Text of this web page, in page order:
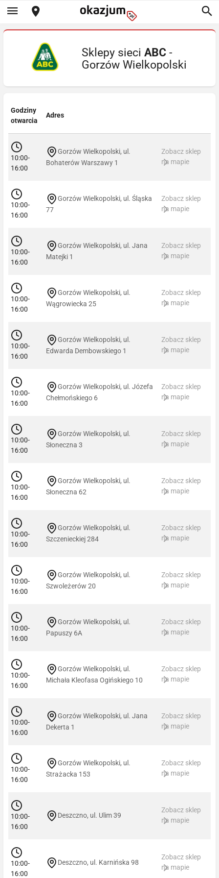
Sklepy sieci ABC -
Gorzów Wielkopolski
Godziny
otwarcia
Adres
10:00-
16:00
Gorzów Wielkopolski, ul.
Bohaterów Warszawy 1
Zobacz sklep
na mapie
10:00-
16:00
Gorzów Wielkopolski, ul. Śląska
77
Zobacz sklep
na mapie
10:00-
16:00
Gorzów Wielkopolski, ul. Jana
Matejki 1
Zobacz sklep
na mapie
10:00-
16:00
Gorzów Wielkopolski, ul.
Wągrowiecka 25
Zobacz sklep
na mapie
10:00-
16:00
Gorzów Wielkopolski, ul.
Edwarda Dembowskiego 1
Zobacz sklep
na mapie
10:00-
16:00
Gorzów Wielkopolski, ul. Józefa
Chełmońskiego 6
Zobacz sklep
na mapie
10:00-
16:00
Gorzów Wielkopolski, ul.
Słoneczna 3
Zobacz sklep
na mapie
10:00-
16:00
Gorzów Wielkopolski, ul.
Słoneczna 62
Zobacz sklep
na mapie
10:00-
16:00
Gorzów Wielkopolski, ul.
Szczenieckiej 284
Zobacz sklep
na mapie
10:00-
16:00
Gorzów Wielkopolski, ul.
Szwoleżerów 20
Zobacz sklep
na mapie
10:00-
16:00
Gorzów Wielkopolski, ul.
Papuszy 6A
Zobacz sklep
na mapie
10:00-
16:00
Gorzów Wielkopolski, ul.
Michała Kleofasa Ogińskiego 10
Zobacz sklep
na mapie
10:00-
16:00
Gorzów Wielkopolski, ul. Jana
Dekerta 1
Zobacz sklep
na mapie
10:00-
16:00
Gorzów Wielkopolski, ul.
Strażacka 153
Zobacz sklep
na mapie
10:00-
16:00
Deszczno, ul. Ulim 39
Zobacz sklep
na mapie
10:00-
16:00
Deszczno, ul. Karnińska 98
Zobacz sklep
na mapie